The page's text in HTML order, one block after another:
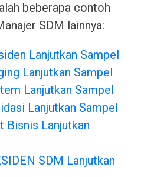
beberapa contoh
SDM lainnya:
Lanjutkan Sampel
Lanjutkan Sampel
Lanjutkan Sampel
Lanjutkan Sampel
Bisnis Lanjutkan
SDM Lanjutkan